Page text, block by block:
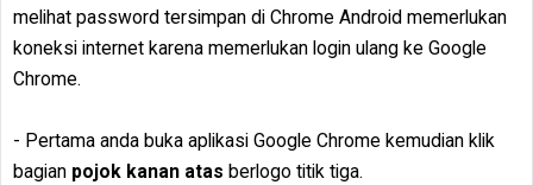
melihat password tersimpan di Chrome Android memerlukan
koneksi internet karena memerlukan login ulang ke Google
Chrome.
- Pertama anda buka aplikasi Google Chrome kemudian klik
bagian pojok kanan atas berlogo titik tiga.